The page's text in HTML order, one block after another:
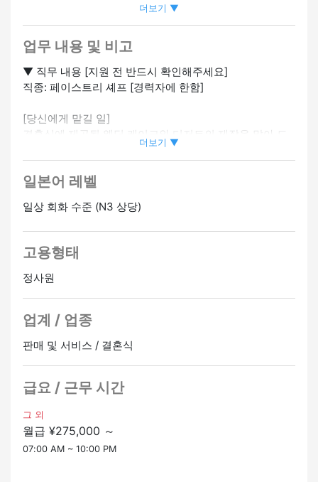
“앞으로도 인생의 한 페이지를 목도하고 싶다”는 바람을
가 될 것입니다.
▼ 찾고 있는 사람 (요구 사항)
・페이스트리 셰프 업무 경험 (2~3년 이상)
・일본에서의 레스토랑 경험
일본 요리 사이트 및 위생 관리의 기본 사항을 이해하는 사
지시를 기다릴 수 있을 뿐만 아니라 자발적으로 도전할 수
있는 사람
품질을 유지하고 주변 환경의 변화에 민감하게 반응할 수
있는 분
동료를 잘 알고 있고 고객 서비스를 즐기고 팀으로 일할 수
있는 사람
▼회사 소개
연간 120일 휴무 의무, 100% 유급 휴가 등
더보기 ▼
업무 내용 및 비고
▼ 직무 내용 [지원 전 반드시 확인해주세요]
직종: 페이스트리 셰프 [경력자에 한함]
[당신에게 맡길 일]
결혼식에 제공될 웨딩 케이크와 디저트의 제작을 맡아 드
〈구체적으로〉
・아셰트 디저트 뷔페를 위한 다양한 케이크와 제과류 제
작
・신메뉴 설계 및 개발
・평일 레스토랑이 있는 매장에서 프렌치 풀코스 디저트를
만드는 일도 담당하고 있습니다.
파티쉐 → 셰프 파티쉐 → 셰프
역량과 성과는 나이와 회사 이력을 기반으로 평가됩니다.
열심히 일할수록 레벨이 높아집니다.
▼일본어에 대해
제 주 업무가 요리와 제과이기 때문에 손을 움직이면서 조
금씩 익숙해질 수 있어요.
더보기 ▼
일본어 레벨
일상 회화 수준 (N3 상당)
고용형태
정사원
업계 / 업종
판매 및 서비스 / 결혼식
급요 / 근무 시간
그 외
월급 ¥275,000 ～
07:00 AM ~ 10:00 PM